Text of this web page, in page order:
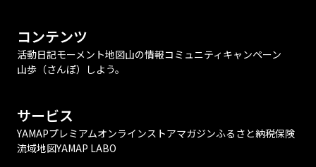
コンテンツ
活動日記モーメント地図山の情報コミュニティ キャンペーン
山歩（さんぽ）しよう。
サービス
YAMAPプレミアムオンラインストアマガジンふるさと納税保険
流域地図YAMAP LABO